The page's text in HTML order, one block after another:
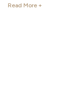
Read More +